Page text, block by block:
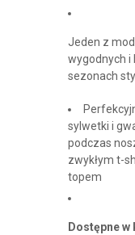
Jeden z
wygodnych i
sezonach
sylwetki i
podczas
zwykłym t-
topem
Dostępne